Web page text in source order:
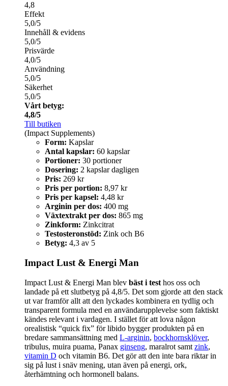
4,8
Effekt
5,0/5
Innehåll & evidens
5,0/5
Prisvärde
4,0/5
Användning
5,0/5
Säkerhet
5,0/5
Vårt betyg:
4,8/5
Till butiken
(Impact Supplements)
Form: Kapslar
Antal kapslar: 60 kapslar
Portioner: 30 portioner
Dosering: 2 kapslar dagligen
Pris: 269 kr
Pris per portion: 8,97 kr
Pris per kapsel: 4,48 kr
Arginin per dos: 400 mg
Växtextrakt per dos: 865 mg
Zinkform: Zinkcitrat
Testosteronstöd: Zink och B6
Betyg: 4,3 av 5
Impact Lust & Energi Man
Impact Lust & Energi Man blev bäst i test hos oss och
landade på ett slutbetyg på 4,8/5. Det som gjorde att den stack
ut var framför allt att den lyckades kombinera en tydlig och
transparent formula med en användarupplevelse som faktiskt
kändes relevant i vardagen. I stället för att lova någon
orealistisk “quick fix” för libido bygger produkten på en
bredare sammansättning med L-arginin, bockhornsklöver,
tribulus, muira puama, Panax ginseng, maralrot samt zink,
vitamin D och vitamin B6. Det gör att den inte bara riktar in
sig på lust i snäv mening, utan även på energi, ork,
återhämtning och hormonell balans.